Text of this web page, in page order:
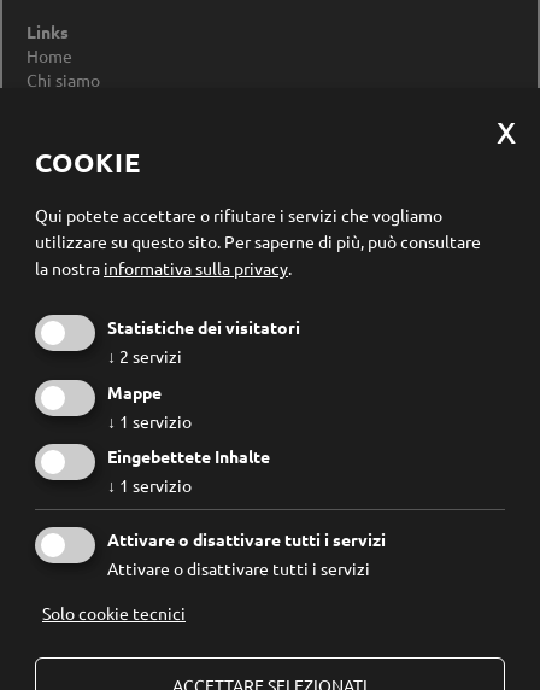
Links
Home
Chi siamo
Modificare le impostazioni dei cookie
Registrazione newsletter
© 2026
COOKIE
Qui potete accettare o rifiutare i servizi che vogliamo
utilizzare su questo sito. Per saperne di più, può consultare
la nostra informativa sulla privacy.
Statistiche dei visitatori
↓ 2 servizi
Mappe
↓ 1 servizio
Eingebettete Inhalte
↓ 1 servizio
Attivare o disattivare tutti i servizi
Attivare o disattivare tutti i servizi
Solo cookie tecnici
ACCETTARE SELEZIONATI